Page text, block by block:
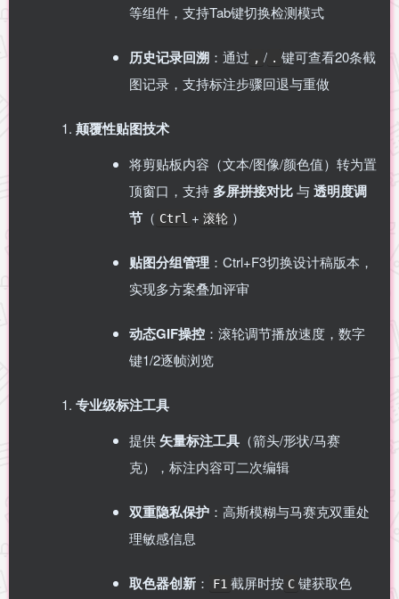
等组件，支持Tab键切换检测模式
历史记录回溯 ​：通过 , / . 键可查看20条截
图记录，支持标注步骤回退与重做
颠覆性贴图技术
将剪贴板内容（文本/图像/颜色值）转为置
顶窗口，支持 ​ 多屏拼接对比​ 与 ​透明度调
节 ​（ Ctrl + 滚轮 ）
贴图分组管理 ​：Ctrl+F3切换设计稿版本，
实现多方案叠加评审
动态GIF操控 ​：滚轮调节播放速度，数字
键1/2逐帧浏览
专业级标注工具
提供 ​矢量标注工具 ​（箭头/形状/马赛
克），标注内容可二次编辑
双重隐私保护 ​：高斯模糊与马赛克双重处
理敏感信息
取色器创新 ​： F1 截屏时按 C 键获取色